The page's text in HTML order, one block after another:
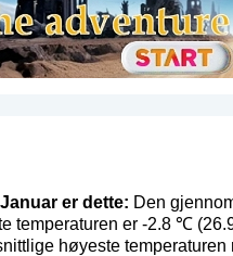
er dette: Den
temperaturen er -2.8 ℃
høyeste